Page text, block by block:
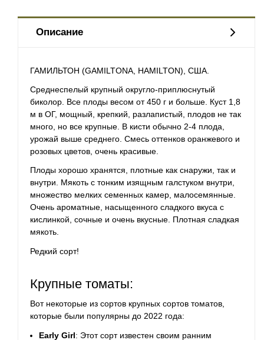
Описание
ГАМИЛЬТОН (GAMILTONA, HAMILTON), США.
Среднеспелый крупный округло-приплюснутый
биколор. Все плоды весом от 450 г и больше. Куст 1,8
м в ОГ, мощный, крепкий, разлапистый, плодов не так
много, но все крупные. В кисти обычно 2-4 плода
урожай выше среднего. Смесь оттенков оранжевого и
розовых цветов, очень красивые.
Плоды хорошо хранятся, плотные как снаружи, так и
внутри. Мякоть с тонким изящным галстуком внутри,
множество мелких семенных камер, малосемянные.
Очень ароматные, насыщенного сладкого вкуса с
кислинкой, сочные и очень вкусные. Плотная сладкая
мякоть.
Редкий сорт!
Крупные томаты:
Вот некоторые из сортов крупных сортов томатов,
которые были популярны до 2022 года:
Early Girl: Этот сорт известен своим ранним